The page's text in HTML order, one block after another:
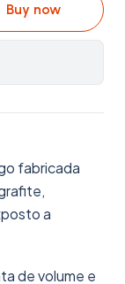
Buy now
fabricada
a
de volume e